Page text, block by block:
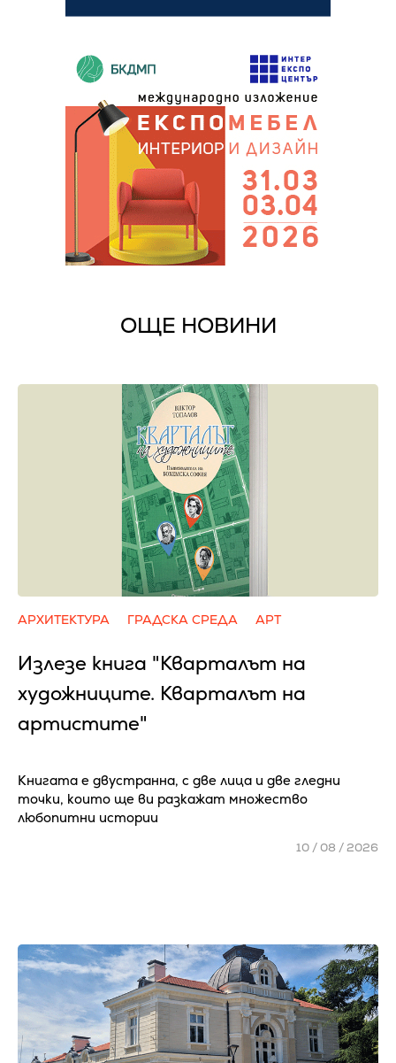
ОЩЕ НОВИНИ
АРХИТЕКТУРА ГРАДСКА СРЕДА АРТ
Излезе книга "Кварталът на
художниците. Кварталът на
артистите"
Книгата е двустранна, с две лица и две гледни
точки, които ще ви разкажат множество
любопитни истории
10 / 08 / 2026